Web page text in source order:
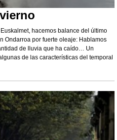
hacemos balance del último
Ondarroa por fuerte oleaje: Hablamos
de lluvia que ha caído… Un
de las características del temporal